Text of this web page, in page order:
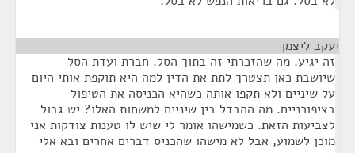
יעקב ליצמן
זה יגיע. מה שהזכרתי זה בתוך הסל. חברת ועדת הסל
שיושבת כאן תצטרך לתת את הדין למה היא תוקפת אותי היום
על שיניים ולא תקפו אותה כשהיא הכניסה את הטיפול
בציפורניים. מה ההבדל בין שיניים למשחות האלו? יש גבול
לצביעות הזאת. כשמישהו אומר לי שיש לו טענות צודקות אני
מוכן לשמוע, אבל לא מישהו שהכניס דברים אחרים ובא אלי